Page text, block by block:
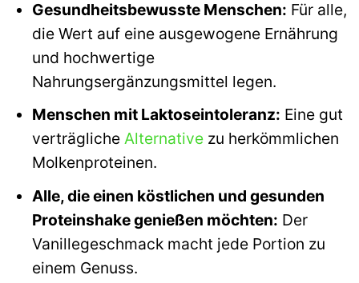
Gesundheitsbewusste Menschen: Für alle,
die Wert auf eine ausgewogene Ernährung
und hochwertige
Nahrungsergänzungsmittel legen.
Menschen mit Laktoseintoleranz: Eine gut
verträgliche Alternativezu herkömmlichen
Molkenproteinen.
Alle, die einen köstlichen und gesunden
Proteinshake genießen möchten: Der
Vanillegeschmack macht jede Portion zu
einem Genuss.